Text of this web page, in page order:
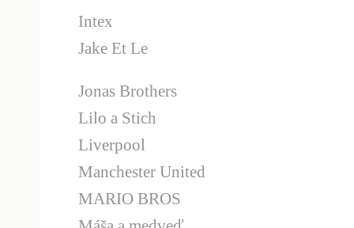
Intex
Jake Et Le
Jonas Brothers
Lilo a Stich
Liverpool
Manchester United
MARIO BROS